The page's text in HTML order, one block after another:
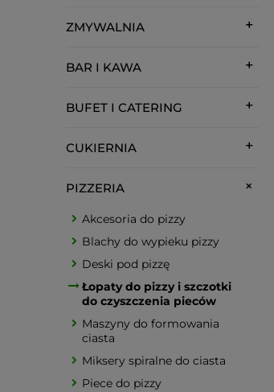
ZMYWALNIA
BAR I KAWA
BUFET I CATERING
CUKIERNIA
PIZZERIA
Akcesoria do pizzy
Blachy do wypieku pizzy
Deski pod pizzę
Łopaty do pizzy i szczotki
do czyszczenia pieców
Maszyny do formowania
ciasta
Miksery spiralne do ciasta
Piece do pizzy